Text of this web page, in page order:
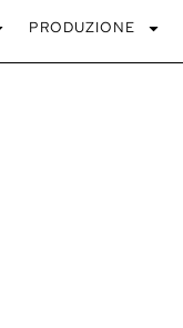
PRODUZIONE